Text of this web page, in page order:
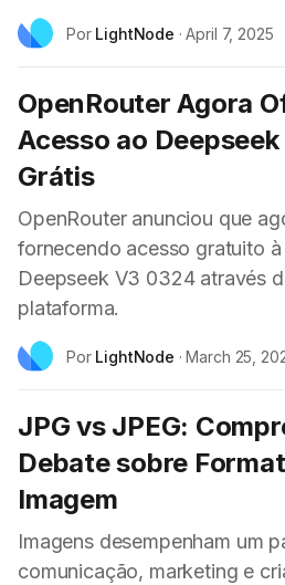
Por LightNode ·April 7, 2025
OpenRouter Agora
Acesso ao
Grátis
OpenRouter anunciou que
fornecendo acesso gratuito
Deepseek V3 0324 através
plataforma.
Por LightNode ·March 25,
JPG vs JPEG:
Debate sobre
Imagem
Imagens desempenham um
comunicação, marketing e